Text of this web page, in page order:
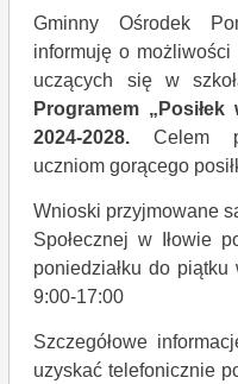
Gminny Ośrodek
informuję o
uczących się w
Programem
2024-2028.Celem
uczniom gorącego
Wnioski przyjmowane
Społecznej w Iłowie
poniedziałku do
9:00-17:00
Szczegółowe
uzyskać telefonicznie